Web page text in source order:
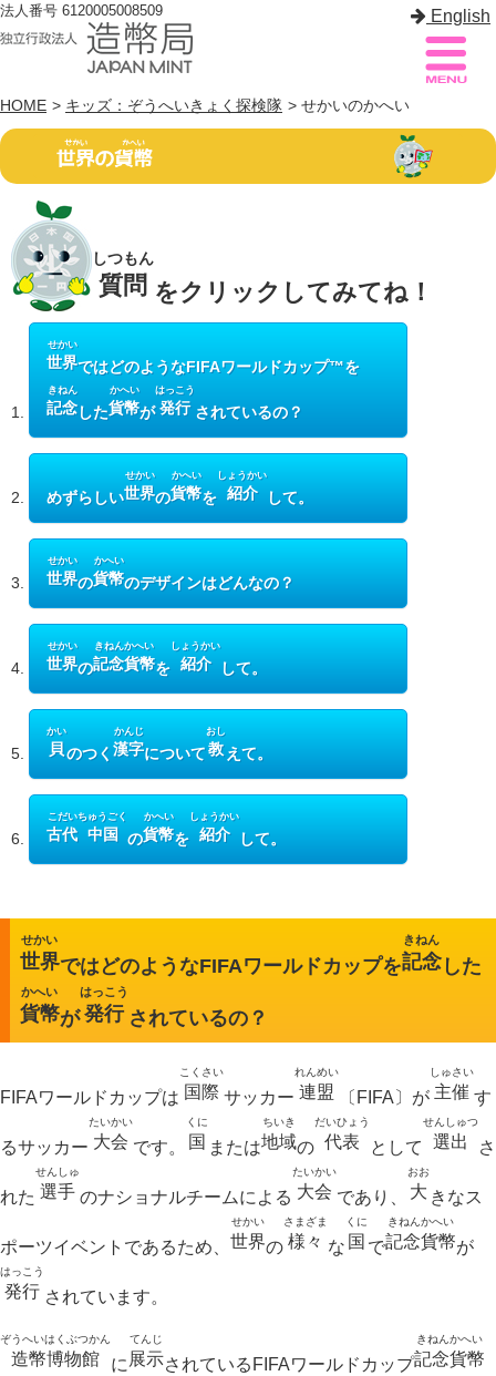
法人番号 6120005008509 English
サイトマップ
トップページ
造幣局について
貨幣を知る
造幣局を楽しむ
造幣局製品を買う
キッズページ
HOME > キッズ：ぞうへいきょく探検隊 > せかいのかへい
質問
しつもん
をクリックしてみてね！
1.
世界
せかい
ではどのようなFIFAワールドカップ™を
記念
きねん
した貨幣
かへい
が 発行
はっこう
されているの？
2. めずらしい世界
せかい
の貨幣
かへい
を 紹介
しょうかい
して。
3. 世界
せかい
の貨幣
かへい
のデザインはどんなの？
4. 世界
せかい
の記念貨幣
きねんかへい
を 紹介
しょうかい
して。
5. 貝
かい
のつく 漢字
かんじ
について教
おし
えて。
6. 古代
こだい
中国
ちゅうごく
の貨幣
かへい
を 紹介
しょうかい
して。
世界
せかい
ではどのようなFIFAワールドカップを記念
きねん
した
貨幣
かへい
が 発行
はっこう
されているの？
FIFAワールドカップは 国際
こくさい
サッカー 連盟
れんめい
〔FIFA〕が 主催
しゅさい
す
るサッカー 大会
たいかい
です。 国
くに
または地域
ちいき
の 代表
だいひょう
として 選出
せんしゅつ
さ
れた 選手
せんしゅ
のナショナルチームによる 大会
たいかい
であり、 大
おお
きなス
ポーツイベントであるため、 世界
せかい
の 様々
さまざま
な 国
くに
で記念貨幣
きねんかへい
が
発行
はっこう
されています。
造幣博物館
ぞうへいはくぶつかん
に 展示
てんじ
されているFIFAワールドカップ記念貨幣
きねんかへい